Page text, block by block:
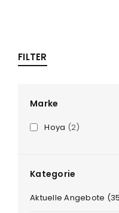
FILTER
Marke
Hoya (2)
Kategorie
Aktuelle Angebote